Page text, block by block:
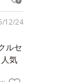
12/24
ルセ
気